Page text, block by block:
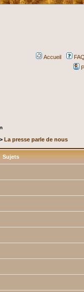
Accueil
La presse parle de nous
Sujets